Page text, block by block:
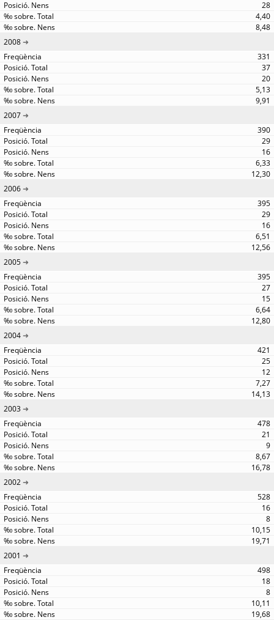
28
4,40
8,48
2008
331
37
20
5,13
9,91
2007
390
29
16
6,33
12,30
2006
395
29
16
6,51
12,56
2005
395
27
15
6,64
12,80
2004
421
25
12
7,27
14,13
2003
478
21
9
8,67
16,78
2002
528
16
8
10,15
19,71
2001
498
18
8
10,11
19,68